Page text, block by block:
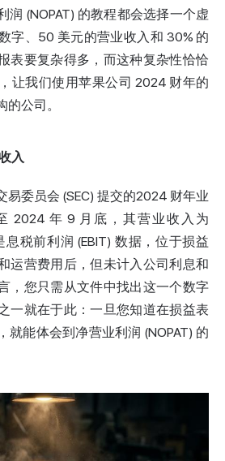
润 (NOPAT) 的教程都会选择一个虚
字、50 美元的营业收入和 30% 的
表要复杂得多，而这种复杂性恰恰
让我们使用苹果公司 2024 财年的
公司。
入
易委员会 (SEC) 提交的2024 财年业
2024 年 9 月底，其营业收入为
息税前利润 (EBIT) 数据，位于损益
运营费用后，但未计入公司利息和
，您只需从文件中找出这一个数字
一就在于此：一旦您知道在损益表
就能体会到净营业利润 (NOPAT) 的